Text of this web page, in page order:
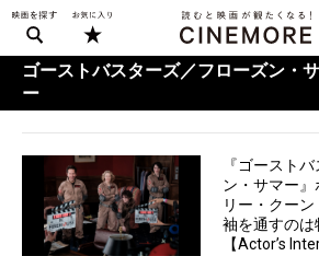
ゴーストバスターズ／フローズン・
ー
『ゴースト
ン・サマー
リー・クー
袖を通すのは
【Actor’s